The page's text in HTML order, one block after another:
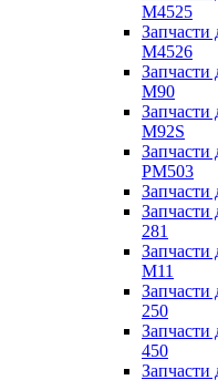
M4525
Запчасти
M4526
Запчасти
M90
Запчасти
M92S
Запчасти
PM503
Запчасти
Запчасти
281
Запчасти
M11
Запчасти
250
Запчасти
450
Запчасти